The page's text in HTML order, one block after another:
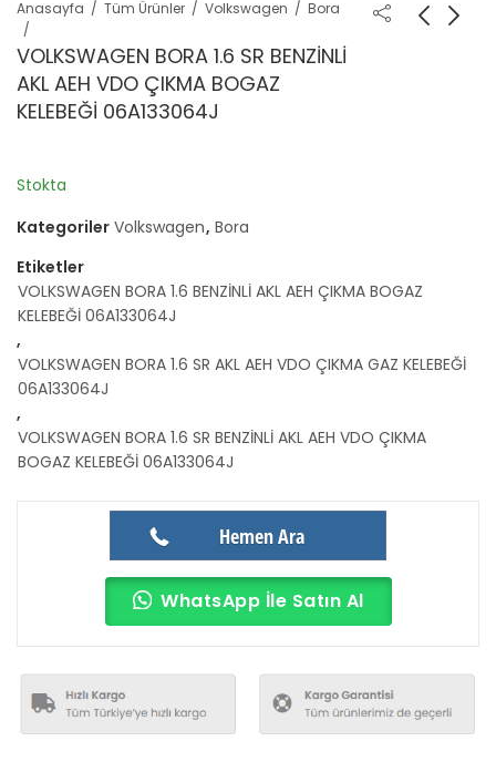
Anasayfa Tüm Ürünler Volkswagen Bora
VOLKSWAGEN BORA 1.6 SR BENZİNLİ
AKL AEH VDO ÇIKMA BOGAZ
KELEBEĞİ 06A133064J
Stokta
Kategoriler Volkswagen, Bora
Etiketler
VOLKSWAGEN BORA 1.6 BENZİNLİ AKL AEH ÇIKMA BOGAZ
KELEBEĞİ 06A133064J
,
VOLKSWAGEN BORA 1.6 SR AKL AEH VDO ÇIKMA GAZ KELEBEĞİ
06A133064J
,
VOLKSWAGEN BORA 1.6 SR BENZİNLİ AKL AEH VDO ÇIKMA
BOGAZ KELEBEĞİ 06A133064J
Hemen Ara
WhatsApp İle Satın Al